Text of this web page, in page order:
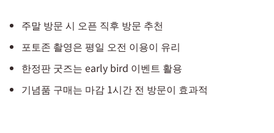
주말 방문 시 오픈 직후 방문 추천
포토존 촬영은 평일 오전 이용이 유리
한정판 굿즈는 early bird 이벤트 활용
기념품 구매는 마감 1시간 전 방문이 효과적